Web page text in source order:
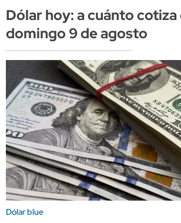
Dólar hoy: a cuánto
domingo 9 de agosto
Dólar blue